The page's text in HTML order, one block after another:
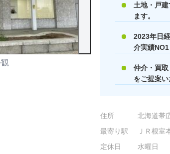
土地・戸
ます。
2023年日
介実績NO1
仲介・買
をご提案い
住所
北海道帯
最寄り駅
ＪＲ根室
定休日
水曜日